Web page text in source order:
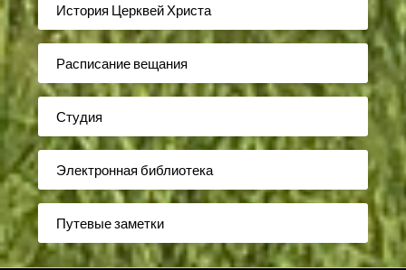
История Церквей Христа
Расписание вещания
Студия
Электронная библиотека
Путевые заметки